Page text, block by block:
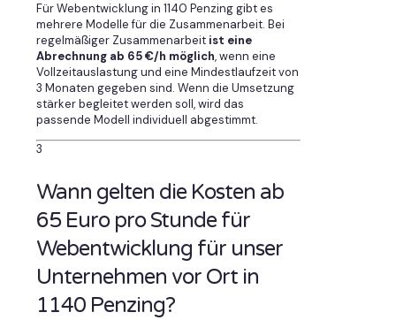
Für Webentwicklung in 1140 Penzing gibt es
mehrere Modelle für die Zusammenarbeit. Bei
regelmäßiger Zusammenarbeit ist eine
Abrechnung ab 65 €/h möglich, wenn eine
Vollzeitauslastung und eine Mindestlaufzeit von
3 Monaten gegeben sind. Wenn die Umsetzung
stärker begleitet werden soll, wird das
passende Modell individuell abgestimmt.
3
Wann gelten die Kosten ab
65 Euro pro Stunde für
Webentwicklung für unser
Unternehmen vor Ort in
1140 Penzing?